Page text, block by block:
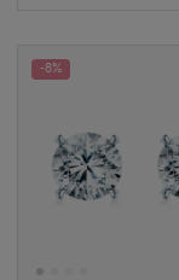
-8%